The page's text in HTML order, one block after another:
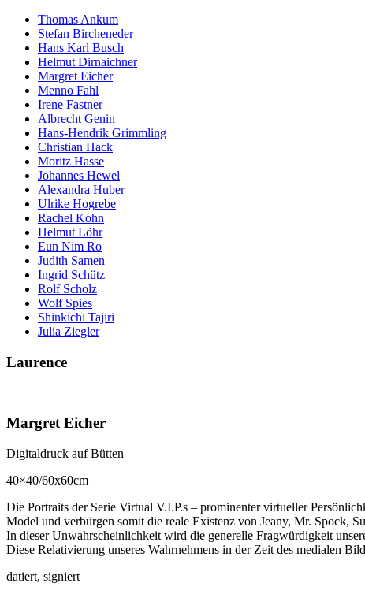
Thomas Ankum
Stefan Bircheneder
Hans Karl Busch
Helmut Dirnaichner
Margret Eicher
Menno Fahl
Irene Fastner
Albrecht Genin
Hans-Hendrik Grimmling
Christian Hack
Moritz Hasse
Johannes Hewel
Alexandra Huber
Ulrike Hogrebe
Rachel Kohn
Helmut Löhr
Eun Nim Ro
Judith Samen
Ingrid Schütz
Rolf Scholz
Wolf Spies
Shinkichi Tajiri
Julia Ziegler
Laurence
Margret Eicher
Digitaldruck auf Bütten
40×40/60x60cm
Die Portraits der Serie Virtual V.I.P.s – prominenter virtueller
Model und verbürgen somit die reale Existenz von Jeany, Mr. Spock,
In dieser Unwahrscheinlichkeit wird die generelle Fragwürdigkeit
Diese Relativierung unseres Wahrnehmens in der Zeit des medialen
datiert, signiert